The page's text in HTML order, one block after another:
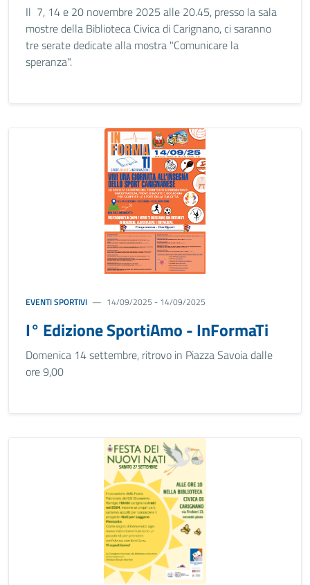
Il 7, 14 e 20 novembre 2025 alle 20.45, presso la sala
mostre della Biblioteca Civica di Carignano, ci saranno
tre serate dedicate alla mostra "Comunicare la
speranza".
EVENTI SPORTIVI 14/09/2025 - 14/09/2025
I° Edizione SportiAmo - InFormaTi
Domenica 14 settembre, ritrovo in Piazza Savoia dalle
ore 9,00